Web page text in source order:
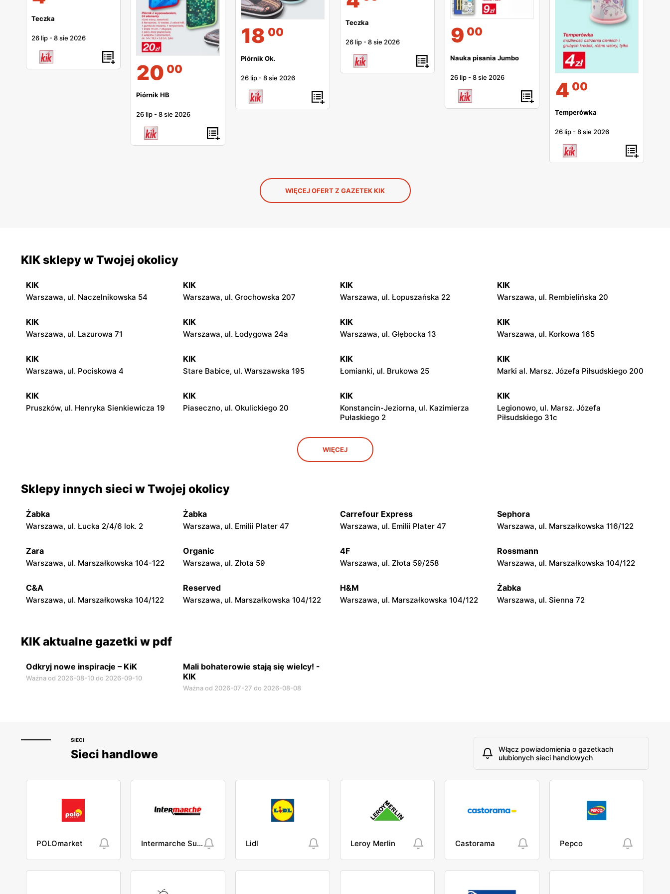
Teczka
26 lip -8 sie 2026
20 00
Piórnik HB
26 lip -8 sie 2026
18 00
Piórnik Ok.
26 lip -8 sie 2026
Teczka
26 lip -8 sie 2026 9 00
Nauka pisania Jumbo
26 lip -8 sie 2026
4 00
Temperówka
26 lip -8 sie 2026
WIĘCEJ OFERT Z GAZETEK KIK
KIK sklepy w Twojej okolicy
KIK
Warszawa, ul. Naczelnikowska 54
KIK
Warszawa, ul. Grochowska 207
KIK
Warszawa, ul. Łopuszańska 22
KIK
Warszawa, ul. Rembielińska 20
KIK
Warszawa, ul. Lazurowa 71
KIK
Warszawa, ul. Łodygowa 24a
KIK
Warszawa, ul. Głębocka 13
KIK
Warszawa, ul. Korkowa 165
KIK
Warszawa, ul. Pociskowa 4
KIK
Stare Babice, ul. Warszawska 195
KIK
Łomianki, ul. Brukowa 25
KIK
Marki al. Marsz. Józefa Piłsudskiego 200
KIK
Pruszków, ul. Henryka Sienkiewicza 19
KIK
Piaseczno, ul. Okulickiego 20
KIK
Konstancin-Jeziorna, ul. Kazimierza
Pułaskiego 2
KIK
Legionowo, ul. Marsz. Józefa
Piłsudskiego 31c
Otwock, ul. Kupiecka 2
Nowy Dwór Mazowiecki, ul. Gen.
Tarczyn, ul. Warszawska 67A
KIK
Rudzkiego 9
KIK KIK KIK
Warka, ul. Puławska 30B Pułtusk, ul. Nowy Rynek 2 Garwolin al. Legionów 2 Płońsk, ul. Warszawska 59
WIĘCEJ
Sklepy innych sieci w Twojej okolicy
Żabka
Warszawa, ul. Łucka 2/4/6 lok. 2
Żabka
Warszawa, ul. Emilii Plater 47
Carrefour Express
Warszawa, ul. Emilii Plater 47
Sephora
Warszawa, ul. Marszałkowska 116/122
Zara
Warszawa, ul. Marszałkowska 104-122
Organic
Warszawa, ul. Złota 59
4F
Warszawa, ul. Złota 59/258
Rossmann
Warszawa, ul. Marszałkowska 104/122
C&A
Warszawa, ul. Marszałkowska 104/122
Reserved
Warszawa, ul. Marszałkowska 104/122
H&M
Warszawa, ul. Marszałkowska 104/122
Żabka
Warszawa, ul. Sienna 72
KIK aktualne gazetki w pdf
Odkryj nowe inspiracje – KiK
Ważna od 2026-08-10 do 2026-09-10
Mali bohaterowie stają się wielcy! -
KIK
Ważna od 2026-07-27 do 2026-08-08
SIECI
Sieci handlowe
Włącz powiadomienia o gazetkach
ulubionych sieci handlowych
POLOmarket Intermarche Super Lidl Leroy Merlin Castorama Pepco